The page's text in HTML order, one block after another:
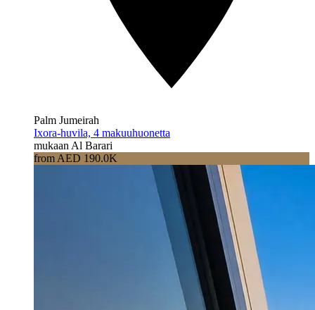
Palm Jumeirah
Ixora-huvila, 4 makuuhuonetta
mukaan Al Barari
from AED 190.0K